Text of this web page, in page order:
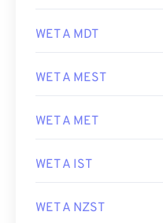
WET A MDT
WET A MEST
WET A MET
WET A IST
WET A NZST